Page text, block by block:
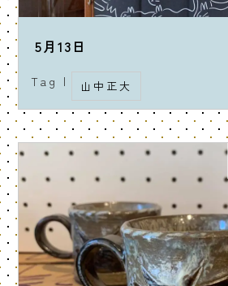
5月13日
Tag | 山中正大